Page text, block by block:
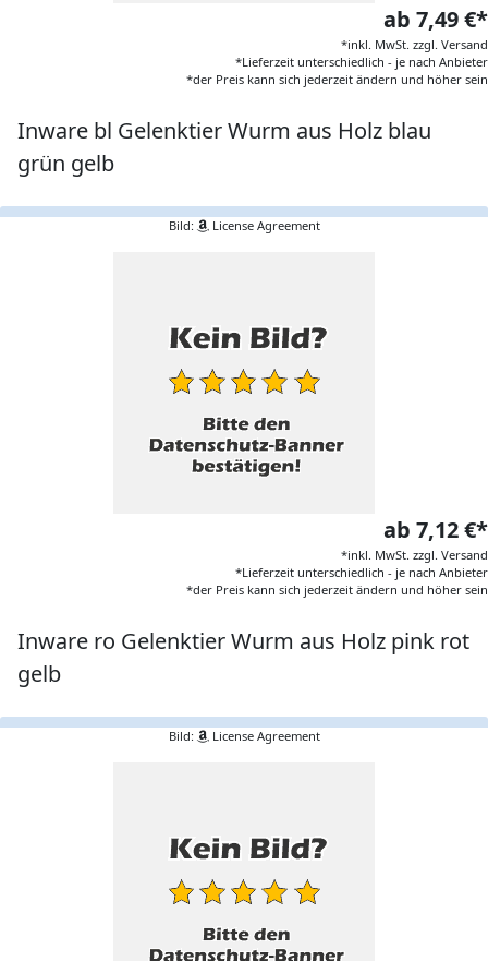
ab 7,49 €*
*inkl. MwSt. zzgl. Versand
*Lieferzeit unterschiedlich - je nach Anbieter
*der Preis kann sich jederzeit ändern und höher sein
Inware bl Gelenktier Wurm aus Holz blau
grün gelb
Bild: License Agreement
ab 7,12 €*
*inkl. MwSt. zzgl. Versand
*Lieferzeit unterschiedlich - je nach Anbieter
*der Preis kann sich jederzeit ändern und höher sein
Inware ro Gelenktier Wurm aus Holz pink rot
gelb
Bild: License Agreement